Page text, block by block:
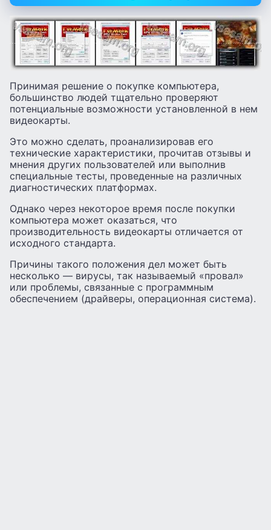
Принимая решение о покупке компьютера,
большинство людей тщательно проверяют
потенциальные возможности установленной в нем
видеокарты.
Это можно сделать, проанализировав его
технические характеристики, прочитав отзывы и
мнения других пользователей или выполнив
специальные тесты, проведенные на различных
диагностических платформах.
Однако через некоторое время после покупки
компьютера может оказаться, что
производительность видеокарты отличается от
исходного стандарта.
Причины такого положения дел может быть
несколько — вирусы, так называемый «провал»
или проблемы, связанные с программным
обеспечением (драйверы, операционная система).